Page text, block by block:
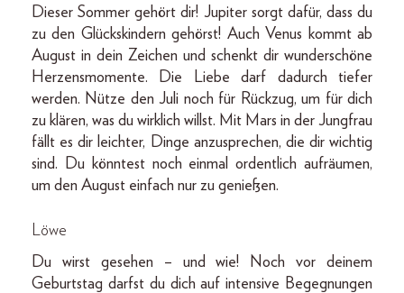
Dieser Sommer gehört dir! Jupiter sorgt dafür, dass du
zu den Glückskindern gehörst! Auch Venus kommt ab
August in dein Zeichen und schenkt dir wunderschöne
Herzensmomente. Die Liebe darf dadurch tiefer
werden. Nütze den Juli noch für Rückzug, um für dich
zu klären, was du wirklich willst. Mit Mars in der Jungfrau
fällt es dir leichter, Dinge anzusprechen, die dir wichtig
sind. Du könntest noch einmal ordentlich aufräumen,
um den August einfach nur zu genießen.
Löwe
Du wirst gesehen – und wie! Noch vor deinem
Geburtstag darfst du dich auf intensive Begegnungen